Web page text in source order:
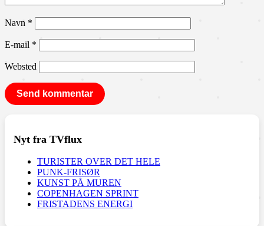
Navn *
E-mail *
Websted
Nyt fra TVflux
TURISTER OVER DET HELE
PUNK-FRISØR
KUNST PÅ MUREN
COPENHAGEN SPRINT
FRISTADENS ENERGI